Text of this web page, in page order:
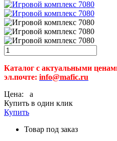
Каталог с актуальными
эл.почте: info@mafic.ru
Цена:
a
Купить в один клик
Купить
Товар под заказ